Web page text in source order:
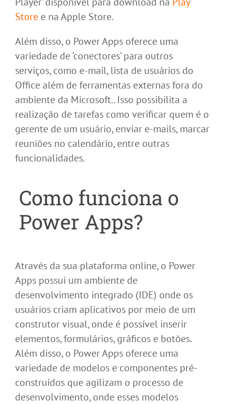
Storee na Apple Store.
Além disso, o Power Apps oferece uma
variedade de ‘conectores’ para outros
serviços, como e-mail, lista de usuários do
Office além de ferramentas externas fora do
ambiente da Microsoft.. Isso possibilita a
realização de tarefas como verificar quem é o
gerente de um usuário, enviar e-mails, marcar
reuniões no calendário, entre outras
funcionalidades.
Como funciona o
Power Apps?
Através da sua plataforma online, o Power
Apps possui um ambiente de
desenvolvimento integrado (IDE) onde os
usuários criam aplicativos por meio de um
construtor visual, onde é possível inserir
elementos, formulários, gráficos e botões.
Além disso, o Power Apps oferece uma
variedade de modelos e componentes pré-
construídos que agilizam o processo de
desenvolvimento, onde esses modelos